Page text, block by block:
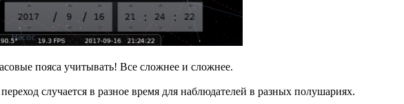
пояса учитывать! Все сложнее и сложнее.
случается в разное время для наблюдателей в разных полушариях.